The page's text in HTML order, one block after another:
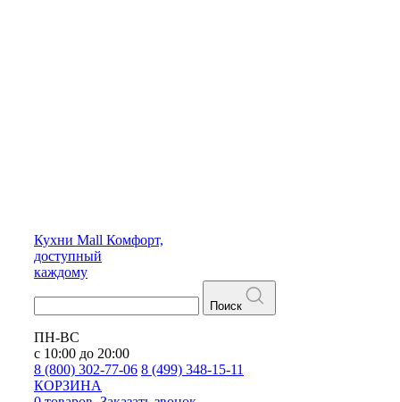
Кухни Mall Комфорт,
доступный
каждому
Поиск
ПН-ВС
с 10:00 до 20:00
8 (800) 302-77-06 8 (499) 348-15-11
КОРЗИНА